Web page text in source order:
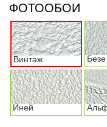
ФОТООБОИ
Винтаж Безе
Иней